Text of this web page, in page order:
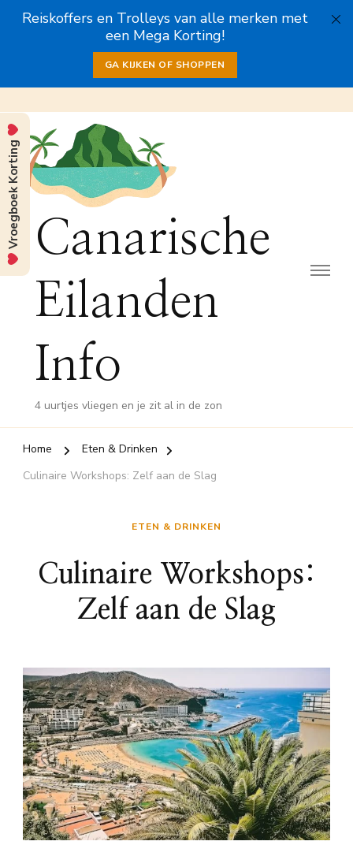
Reiskoffers en Trolleys van alle merken met
een Mega Korting!
GA KIJKEN OF SHOPPEN
Canarische
Eilanden
Info
4 uurtjes vliegen en je zit al in de zon
Home
Eten & Drinken
Culinaire Workshops: Zelf aan de Slag
ETEN & DRINKEN
Culinaire Workshops:
Zelf aan de Slag
Vroegboek Korting